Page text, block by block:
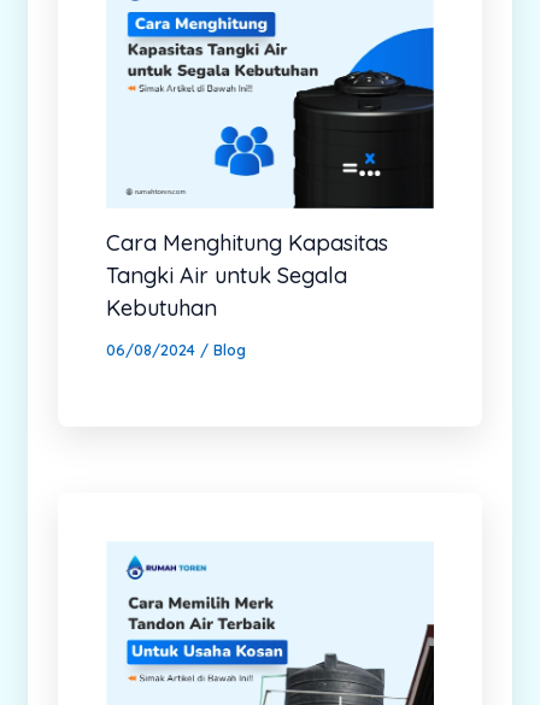
Cara Menghitung Kapasitas
Tangki Air untuk Segala
Kebutuhan
06/08/2024 / Blog